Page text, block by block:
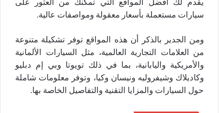
يقدم لك أفضل المواقع التي تمكنك من العثور على
سيارات مستعملة بأسعار معقولة ومواصفات عالية.
ومن الجدير بالذكر أن هذه المواقع توفر تشكيلة متنوعة
من العلامات التجارية العالمية، مثل السيارات الألمانية
والأمريكية واليابانية، بما في ذلك تويوتا وبي إم دبليو
وكاديلاك وشيفروليه ونيسان وكيا، وتوفر معلومات شاملة
حول السيارات والمزايا التقنية والتفاصيل الخاصة بها.